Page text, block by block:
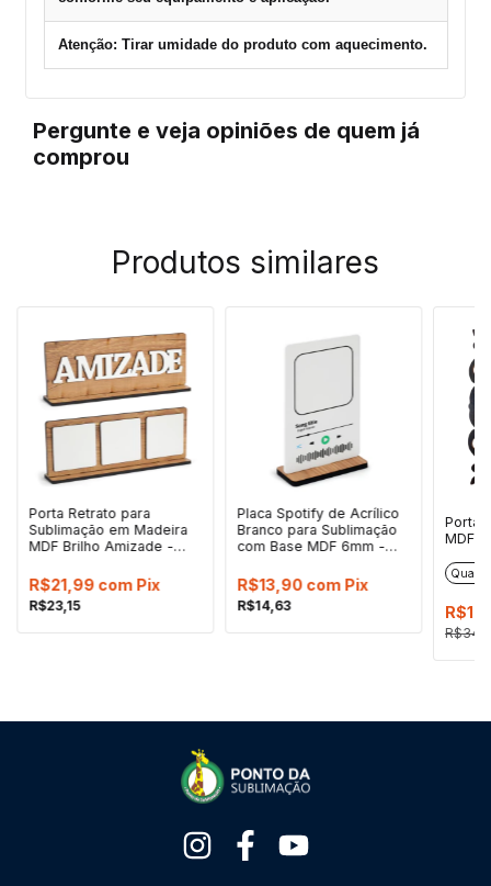
Atenção: Tirar umidade do produto com aquecimento.
Pergunte e veja opiniões de quem já
comprou
Produtos similares
Porta Retrato para
Sublimação em Madeira
MDF Brilho Amizade -
R$23,15
R$21,99 com Pix
Placa Spotify de Acrílico
Branco para Sublimação
com Base MDF 6mm -
R$14,63
R$13,90 com Pix
Porta
MDF